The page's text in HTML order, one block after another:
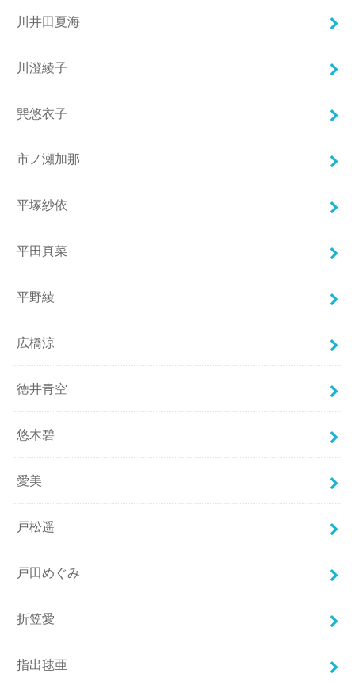
川井田夏海
川澄綾子
巽悠衣子
市ノ瀬加那
平塚紗依
平田真菜
平野綾
広橋涼
徳井青空
悠木碧
愛美
戸松遥
戸田めぐみ
折笠愛
指出毬亜